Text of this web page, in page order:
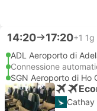
14:20 17:20+1
ADL Aeroporto di
Connessione
SGN Aeroporto di Ho
Cathay